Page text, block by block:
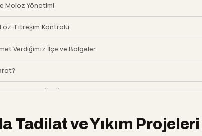
Moloz Yönetimi
Titreşim Kontrolü
Verdiğimiz İlçe ve Bölgeler
ve İlgili İçerikler
Tadilat ve Yıkım